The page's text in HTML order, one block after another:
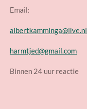
Email:
albertkamminga@live.nl
harmtjed@gmail.com
Binnen 24 uur reactie